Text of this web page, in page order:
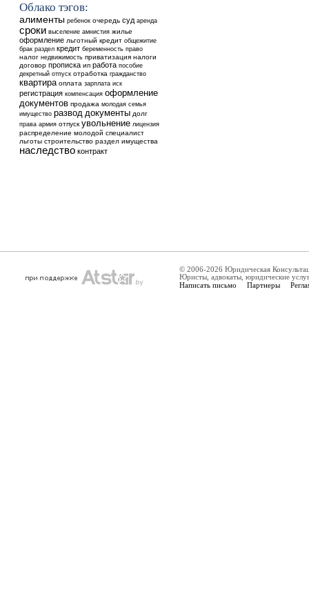
Облако тэгов:
алименты ребенок очередь суд аренда
сроки выселение амнистия жилье
оформление льготный кредит общежитие
брак раздел кредит беременность право
налог недвижимость приватизация налоги
договор прописка ип работа пособие
декретный отпуск отработка гражданство
квартира оплата зарплата иск
регистрация компенсация оформление
документов продажа молодая семья
имущество развод документы долг
права армия отпуск увольнение лицензия
распределение молодой специалист
льготы строительство раздел имущества
наследство контракт
© 2006-2026 Юридическая
Юристы, адвокаты, юридические
Написать письмо Партнеры